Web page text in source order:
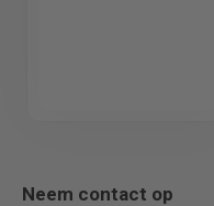
Neem contact op